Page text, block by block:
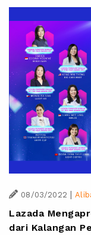
08/03/2022 |
Lazada
dari Kalangan